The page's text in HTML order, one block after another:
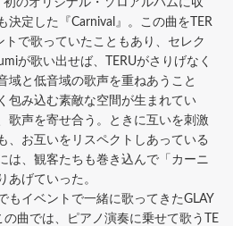
のオリジナル・ソロアルバムに収
決定した『Carnival』。この曲をTER
で歌っていたこともあり、セレク
が歌い出せば、TERUがさりげなく
域と低音域の歌声を重ねあうこと
包み込む素敵な空間が生まれてい
歌声を寄せ合う。ときに互いを刺激
、お互いをリスペクトしあっている
は、観客たちも巻き込んで「カーニ
あげていった。
イベントで一緒に歌ってきたGLAY
曲では、ピアノ演奏に乗せて歌うTE